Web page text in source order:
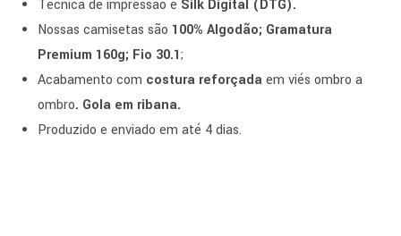
Técnica de impressão é Silk Digital (DTG).
Nossas camisetas são 100% Algodão; Gramatura
Premium 160g; Fio 30.1;
Acabamento com costura reforçadaem viés ombro a
ombro. Gola em ribana.
Produzido e enviado em até 4 dias.